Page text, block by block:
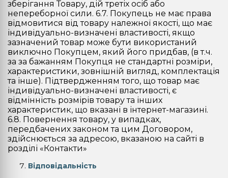
зберігання Товару, дій третіх осіб або
непереборної сили. 6.7. Покупець не має права
відмовитися від товару належної якості, що має
індивідуально-визначені властивості, якщо
зазначений товар може бути використаний
виключно Покупцем, який його придбав, (в т.ч.
за за бажанням Покупця не стандартні розміри,
характеристики, зовнішній вигляд, комплектація
та інше). Підтвердженням того, що товар має
індивідуально-визначені властивості, є
відмінність розмірів товару та інших
характеристик, що вказані в інтернет-магазині.
6.8. Повернення товару, у випадках,
передбачених законом та цим Договором,
здійснюється за адресою, вказаною на сайті в
розділі «Контакти»
Відповідальність